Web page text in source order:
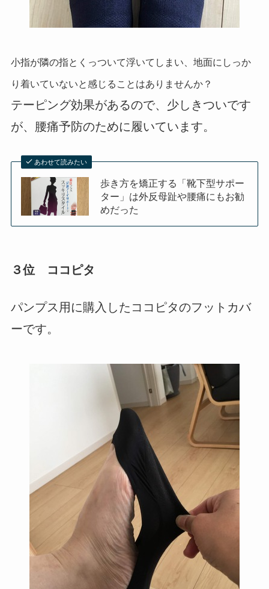
小指が隣の指とくっついて浮いてしまい、地面にしっか
り着いていないと感じることはありませんか？
テーピング効果があるので、少しきついです
が、腰痛予防のために履いています。
あわせて読みたい
歩き方を矯正する「靴下型サポー
ター」は外反母趾や腰痛にもお勧
めだった
３位 ココピタ
パンプス用に購入したココピタのフットカバ
ーです。